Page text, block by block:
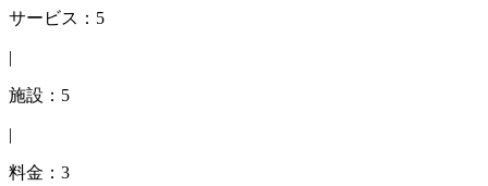
サービス：5
|
施設：5
|
料金：3